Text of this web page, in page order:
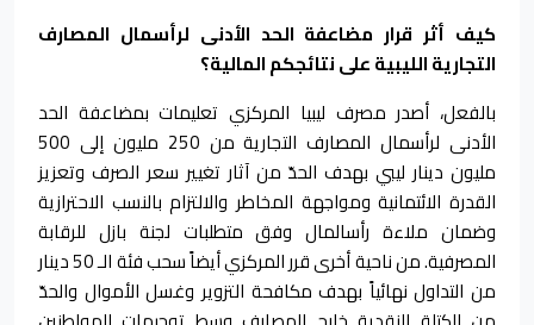
كيف أثر قرار مضاعفة الحد الأدنى لرأسمال المصارف
التجارية الليبية على نتائجكم المالية؟
بالفعل، أصدر مصرف ليبيا المركزي تعليمات بمضاعفة الحد
الأدنى لرأسمال المصارف التجارية من 250 مليون إلى 500
مليون دينار ليبي بهدف الحدّ من آثار تغيير سعر الصرف وتعزيز
القدرة الائتمانية ومواجهة المخاطر والالتزام بالنسب الاحترازية
وضمان ملاءة رأسالمال وفق متطلبات لجنة بازل للرقابة
المصرفية. من ناحية أخرى قرر المركزي أيضاً سحب فئة الـ 50 دينار
من التداول نهائياً بهدف مكافحة التزوير وغسل الأموال والحدّ